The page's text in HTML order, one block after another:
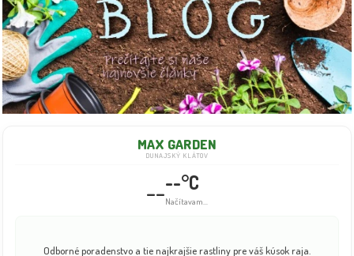
MAX GARDEN
DUNAJSKÝ KLÁTOV
----°C
Načítavam...
Odborné poradenstvo a tie najkrajšie rastliny pre váš kúsok raja.